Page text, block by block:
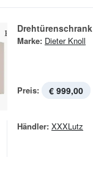
Drehtürenschrank
Marke: Dieter Knoll
Preis: € 999,00
Händler: XXXLutz